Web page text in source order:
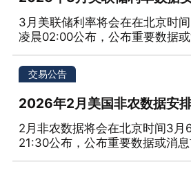
3月美联储利率将会在在北京时间
凌晨02:00公布，公布重要数据
交易公告
2026年2月美国非农数据安
2月非农数据将会在北京时间3月
21:30公布，公布重要数据或消